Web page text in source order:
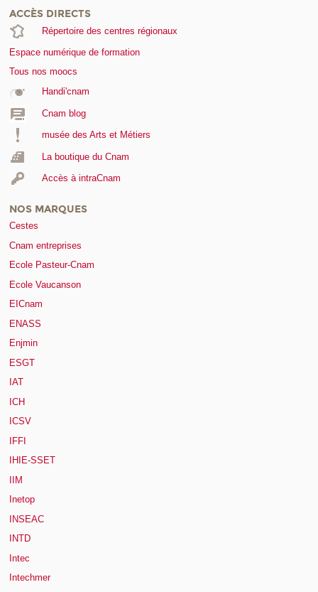
ACCÈS DIRECTS
Répertoire des centres régionaux
Espace numérique de formation
Tous nos moocs
Handi'cnam
Cnam blog
musée des Arts et Métiers
La boutique du Cnam
Accès à intraCnam
NOS MARQUES
Cestes
Cnam entreprises
Ecole Pasteur-Cnam
Ecole Vaucanson
EICnam
ENASS
Enjmin
ESGT
IAT
ICH
ICSV
IFFI
IHIE-SSET
IIM
Inetop
INSEAC
INTD
Intec
Intechmer